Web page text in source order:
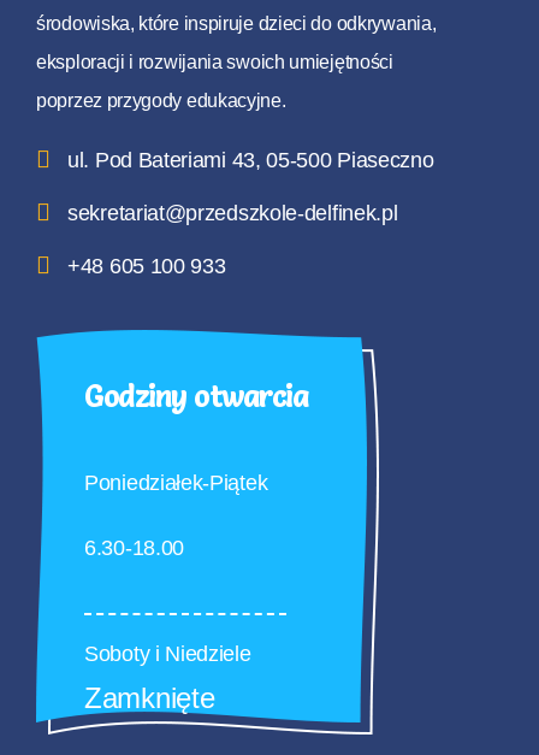
środowiska, które inspiruje dzieci do odkrywania,
eksploracji i rozwijania swoich umiejętności
poprzez przygody edukacyjne.
ul. Pod Bateriami 43, 05-500 Piaseczno
sekretariat@przedszkole-delfinek.pl
+48 605 100 933
Godziny otwarcia
Poniedziałek-Piątek
6.30-18.00
Soboty i Niedziele
Zamknięte